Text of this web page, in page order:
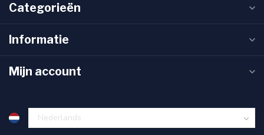
Categorieën
Informatie
Mijn account